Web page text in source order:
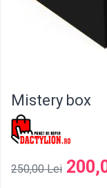
Mistery box
250,00 Lei